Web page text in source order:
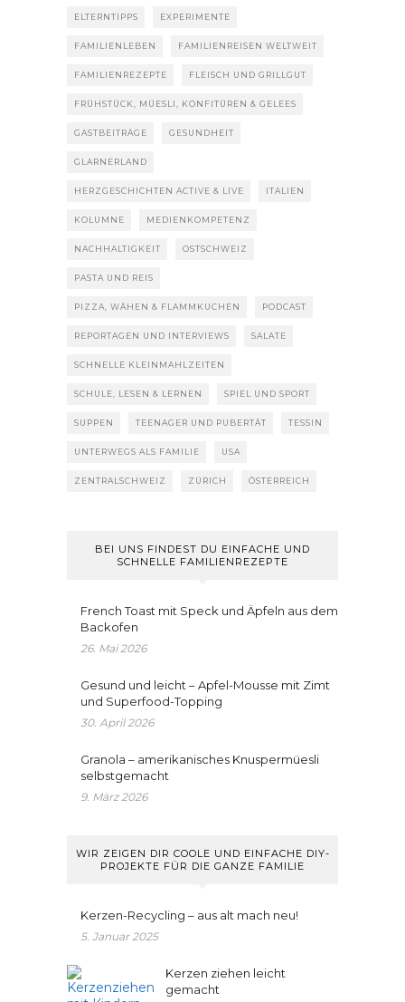
ELTERNTIPPS EXPERIMENTE
FAMILIENLEBEN FAMILIENREISEN WELTWEIT
FAMILIENREZEPTE FLEISCH UND GRILLGUT
FRÜHSTÜCK, MÜESLI, KONFITÜREN & GELEES
GASTBEITRÄGE GESUNDHEIT
GLARNERLAND
HERZGESCHICHTEN ACTIVE & LIVE ITALIEN
KOLUMNE MEDIENKOMPETENZ
NACHHALTIGKEIT OSTSCHWEIZ
PASTA UND REIS
PIZZA, WÄHEN & FLAMMKUCHEN PODCAST
REPORTAGEN UND INTERVIEWS SALATE
SCHNELLE KLEINMAHLZEITEN
SCHULE, LESEN & LERNEN SPIEL UND SPORT
SUPPEN TEENAGER UND PUBERTÄT TESSIN
UNTERWEGS ALS FAMILIE USA
ZENTRALSCHWEIZ ZÜRICH ÖSTERREICH
BEI UNS FINDEST DU EINFACHE UND
SCHNELLE FAMILIENREZEPTE
French Toast mit Speck und Äpfeln aus dem
Backofen
26. Mai 2026
Gesund und leicht – Apfel-Mousse mit Zimt
und Superfood-Topping
30. April 2026
Granola – amerikanisches Knuspermüesli
selbstgemacht
9. März 2026
WIR ZEIGEN DIR COOLE UND EINFACHE DIY-
PROJEKTE FÜR DIE GANZE FAMILIE
Kerzen-Recycling – aus alt mach neu!
5. Januar 2025
Kerzen ziehen leicht
gemacht